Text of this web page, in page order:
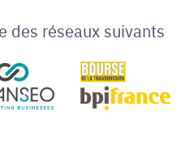
des réseaux suivants